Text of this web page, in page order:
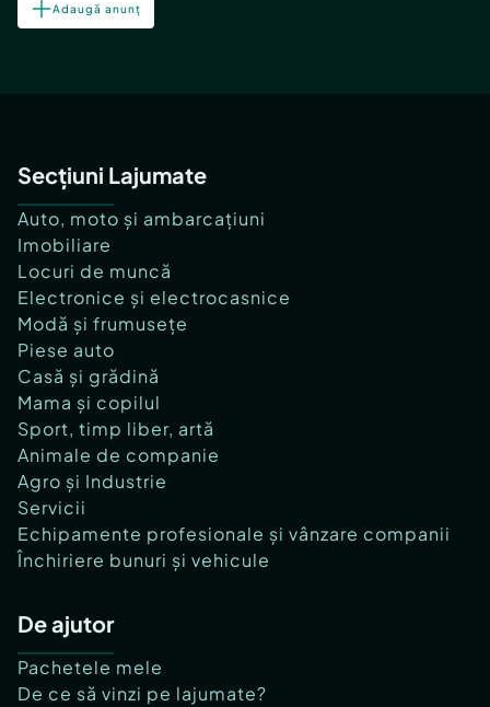
Adaugă anunț
Secțiuni Lajumate
Auto, moto și ambarcațiuni
Imobiliare
Locuri de muncă
Electronice și electrocasnice
Modă și frumusețe
Piese auto
Casă și grădină
Mama și copilul
Sport, timp liber, artă
Animale de companie
Agro și Industrie
Servicii
Echipamente profesionale și vânzare companii
Închiriere bunuri și vehicule
De ajutor
Pachetele mele
De ce să vinzi pe lajumate?